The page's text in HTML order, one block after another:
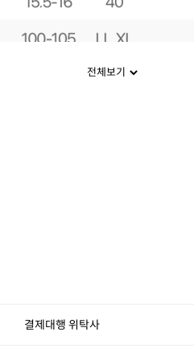
전체보기
결제대행 위탁사